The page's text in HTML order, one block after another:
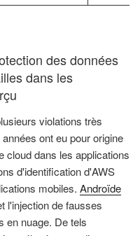
des données
dans les
violations très
ont eu pour origine
cloud dans les applications
d'identification d'AWS
mobiles. Androïde
l'injection de fausses
en nuage. De tels